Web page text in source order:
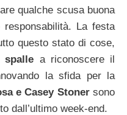
qualche scusa buona
La festa
questo stato di cose,
a riconoscere il
la sfida per la
e Casey Stonersono
dall’ultimo week-end.